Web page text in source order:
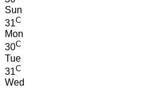
Sun
31C
Mon
30C
Tue
31C
Wed